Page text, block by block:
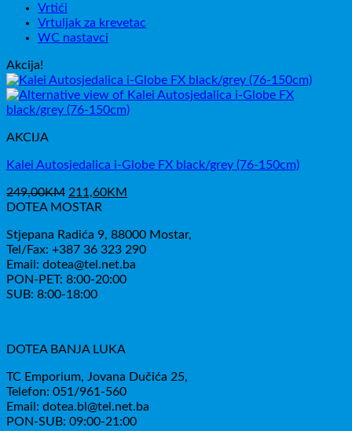
Vrtići
Vrtuljak za krevetac
WC nastavci
Akcija!
AKCIJA
Kalei Autosjedalica i-Globe FX black/grey (76-150cm)
249,00KM Izvorna
cijena
je:
249,00KM.
211,60KM
211,60KM.
DOTEA MOSTAR
Stjepana Radića 9, 88000 Mostar,
Tel/Fax: +387 36 323 290
Email: dotea@tel.net.ba
PON-PET: 8:00-20:00
SUB: 8:00-18:00
DOTEA BANJA LUKA
TC Emporium, Jovana Dučića 25,
Telefon: 051/961-560
Email: dotea.bl@tel.net.ba
PON-SUB: 09:00-21:00